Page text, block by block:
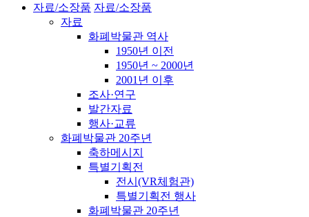
자료/소장품 자료/소장품
자료
화폐박물관 역사
1950년 이전
1950년 ~ 2000년
2001년 이후
조사·연구
발간자료
행사·교류
화폐박물관 20주년
축하메시지
특별기획전
전시(VR체험관)
특별기획전 행사
화폐박물관 20주년